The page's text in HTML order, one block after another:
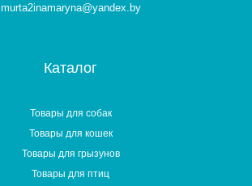
murta2inamaryna@yandex.by
Каталог
Товары для собак
Товары для кошек
Товары для грызунов
Товары для птиц